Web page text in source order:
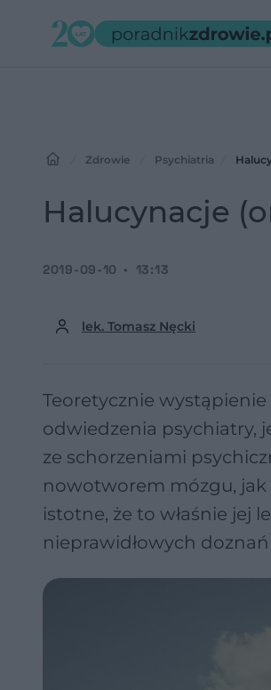
Zdrowie Psychiatria
Halucynacje
lek. Tomasz Nęcki
2019-09-10 13:13
Teoretycznie
odwiedzenia psychiatry,
ze schorzeniami
nowotworem mózgu, jak
istotne, że to właśnie jej
nieprawidłowych